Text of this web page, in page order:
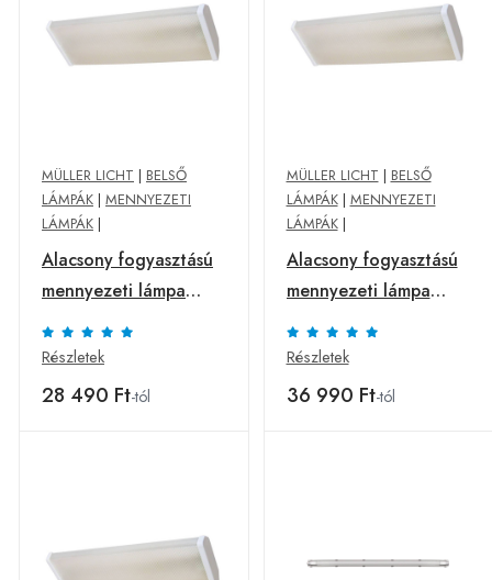
MÜLLER LICHT | BELSŐ
LÁMPÁK | MENNYEZETI
LÁMPÁK |
Alacsony fogyasztású
mennyezeti lámpa
Prismatik LED 18 W
Részletek
28 490 Ft-tól
MÜLLER LICHT | BELSŐ
LÁMPÁK| MENNYEZETI
LÁMPÁK|
Alacsony fogyasztású
mennyezeti lámpa
Prismatik LED 22 W
Részletek
36 990 Ft-tól